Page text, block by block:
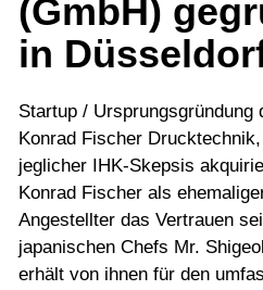
(GmbH)
in
Startup / Ursprungsgründung
Konrad Fischer
jeglicher IHK-Skepsis
Konrad Fischer als
Angestellter das Vertrauen
japanischen Chefs Mr.
erhält von ihnen für den